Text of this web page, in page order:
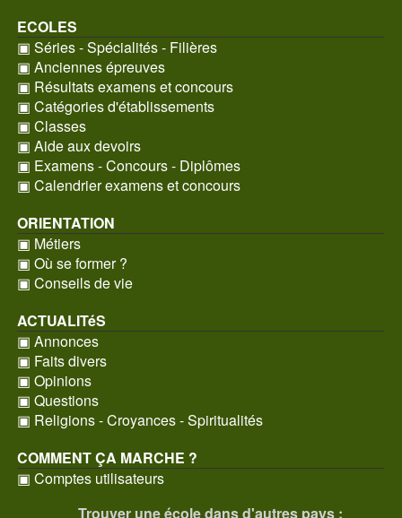
ECOLES
▣ Séries - Spécialités - Filières
▣ Anciennes épreuves
▣ Résultats examens et concours
▣ Catégories d'établissements
▣ Classes
▣ Aide aux devoirs
▣ Examens - Concours - Diplômes
▣ Calendrier examens et concours
ORIENTATION
▣ Métiers
▣ Où se former ?
▣ Conseils de vie
ACTUALITéS
▣ Annonces
▣ Faits divers
▣ Opinions
▣ Questions
▣ Religions - Croyances - Spiritualités
COMMENT ÇA MARCHE ?
▣ Comptes utilisateurs
Trouver une école dans d'autres pays :